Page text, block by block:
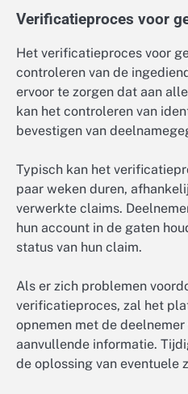
Verificatieproces voor
Het verificatieproces voor
controleren van de
ervoor te zorgen dat aan
kan het controleren van
bevestigen van
Typisch kan het
paar weken duren,
verwerkte claims.
hun account in de gaten
status van hun claim.
Als er zich problemen
verificatieproces, zal het
opnemen met de
aanvullende informatie.
de oplossing van eventuele